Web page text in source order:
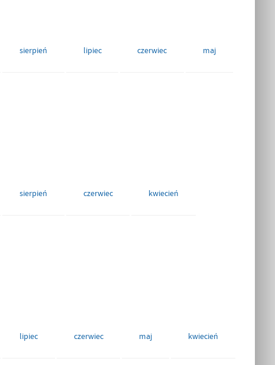
sierpień lipiec czerwiec maj
sierpień czerwiec kwiecień
lipiec czerwiec maj kwiecień